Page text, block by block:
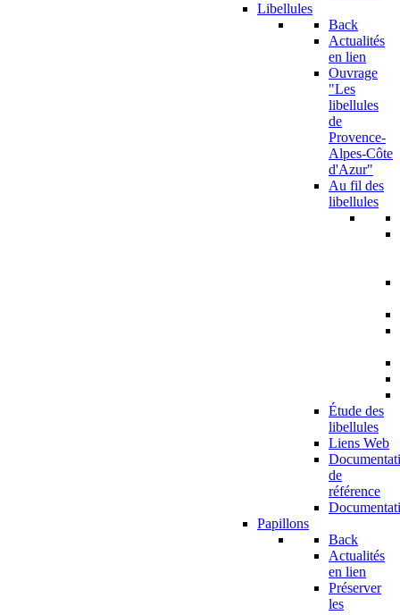
Libellules
Back
Actualités
en lien
Ouvrage
"Les
libellules
de
Provence-
Alpes-Côte
d'Azur"
Au fil des
libellules
Étude des
libellules
Liens Web
de
référence
Papillons
Back
Actualités
en lien
Préserver
les